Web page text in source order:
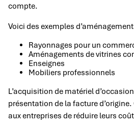
compte.
Voici des exemples
Rayonnages pour un
Aménagements de vitrines
Enseignes
Mobiliers professionnels
L’acquisition de matériel
présentation de la facture
aux entreprises de réduire leurs